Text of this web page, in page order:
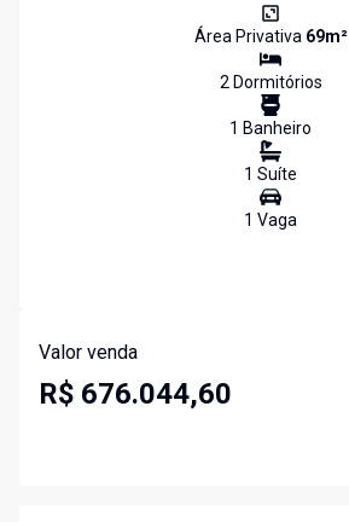
Área Privativa 69m²
2Dormitórios
1 Banheiro
1 Suíte
1 Vaga
Valor venda
R$ 676.044,60